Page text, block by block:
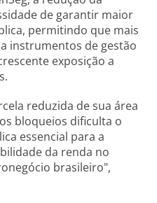
de garantir maior
permitindo que mais
instrumentos de gestão
exposição a
reduzida de sua área
bloqueios dificulta o
essencial para a
da renda no
brasileiro",